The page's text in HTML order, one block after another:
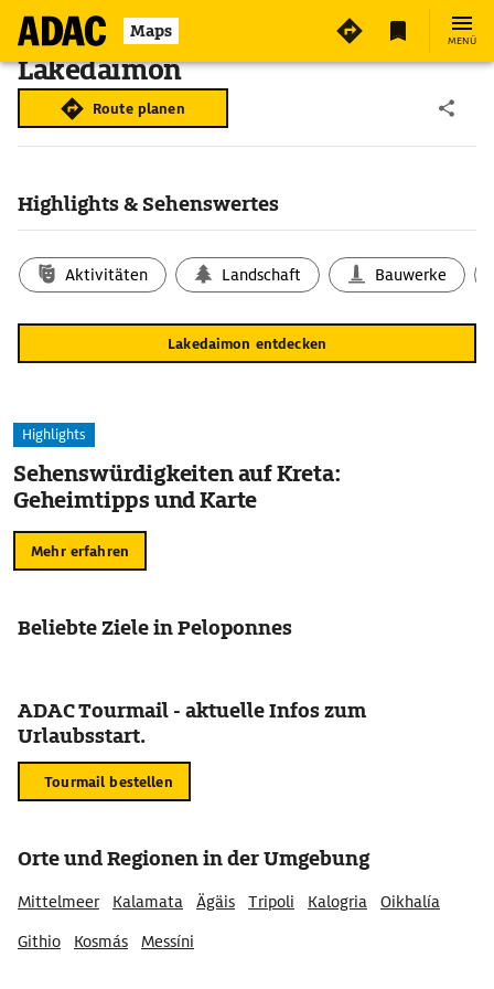
Maps MENÜ
Lakedaimon
Route planen
Highlights & Sehenswertes
Aktivitäten Landschaft Bauwerke
Lakedaimon entdecken
Highlights
Sehenswürdigkeiten auf Kreta:
Geheimtipps und Karte
Mehr erfahren
Beliebte Ziele in Peloponnes
ADAC Tourmail - aktuelle Infos zum
Urlaubsstart.
Tourmail bestellen
Orte und Regionen in der Umgebung
Mittelmeer Kalamata Ägäis Tripoli Kalogria
Oikhalía
Githio
Kosmás Messíni